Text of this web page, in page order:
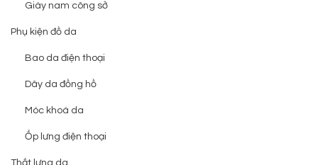
Giày nam công sở
Phụ kiện đồ da
Bao da điện thoại
Dây da đồng hồ
Móc khoá da
Ốp lưng điện thoại